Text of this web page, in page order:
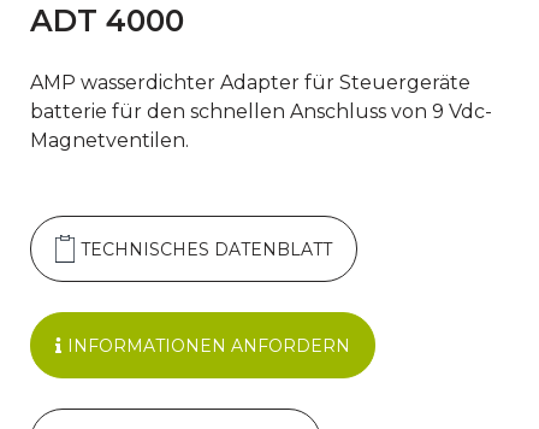
ADT 4000
AMP wasserdichter Adapter für Steuergeräte
batterie für den schnellen Anschluss von 9 Vdc-
Magnetventilen.
TECHNISCHES DATENBLATT
INFORMATIONEN ANFORDERN